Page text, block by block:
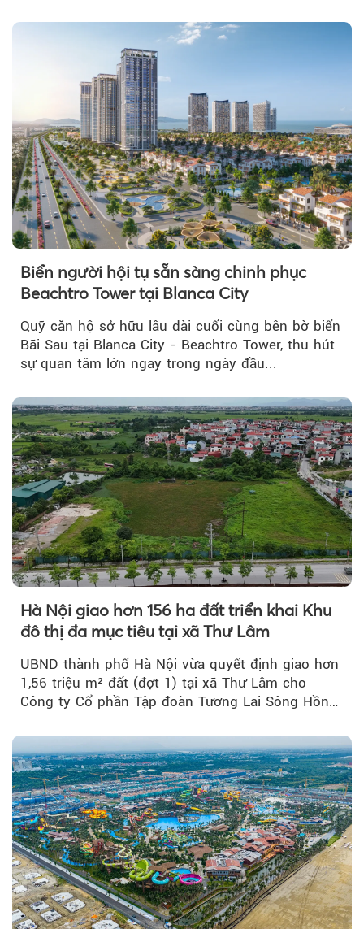
Biển người hội tụ sẵn sàng chinh phục
Beachtro Tower tại Blanca City
Quỹ căn hộ sở hữu lâu dài cuối cùng bên bờ biển
Bãi Sau tại Blanca City - Beachtro Tower, thu hút
sự quan tâm lớn ngay trong ngày đầu...
Hà Nội giao hơn 156 ha đất triển khai Khu
đô thị đa mục tiêu tại xã Thư Lâm
UBND thành phố Hà Nội vừa quyết định giao hơn
1,56 triệu m² đất (đợt 1) tại xã Thư Lâm cho
Công ty Cổ phần Tập đoàn Tương Lai Sông Hồng